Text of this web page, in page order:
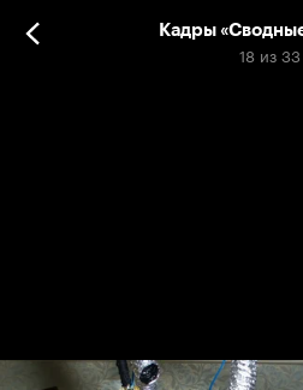
Кадры
18 из 33